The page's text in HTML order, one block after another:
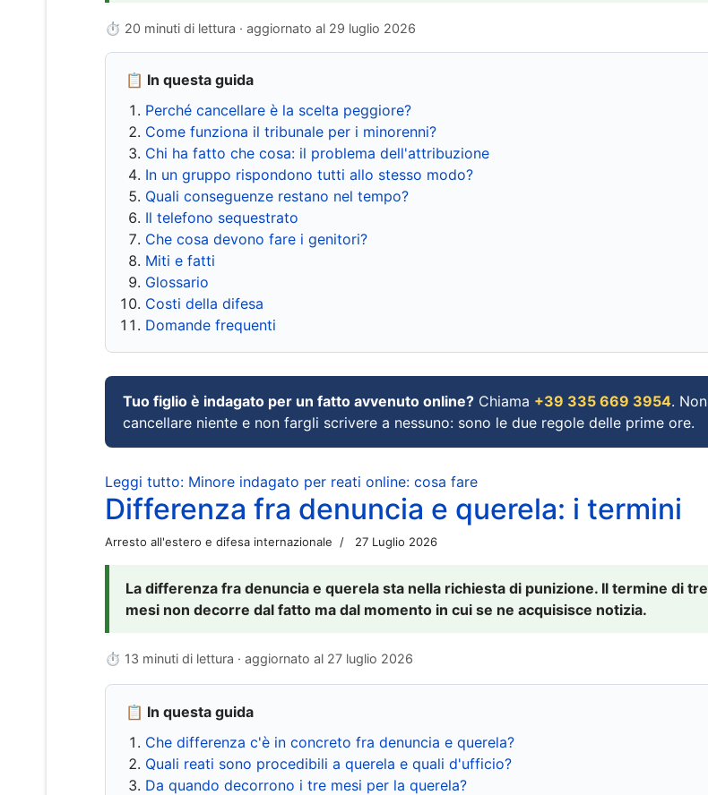
⏱ 20 minuti di lettura · aggiornato al 29 luglio 2026
📋 In questa guida
Perché cancellare è la scelta peggiore?
Come funziona il tribunale per i minorenni?
Chi ha fatto che cosa: il problema dell'attribuzione
In un gruppo rispondono tutti allo stesso modo?
Quali conseguenze restano nel tempo?
Il telefono sequestrato
Che cosa devono fare i genitori?
Miti e fatti
Glossario
Costi della difesa
Domande frequenti
Tuo figlio è indagato per un fatto avvenuto online? Chiama +39 335 669 3954. Non
cancellare niente e non fargli scrivere a nessuno: sono le due regole delle prime ore.
Leggi tutto: Minore indagato per reati online: cosa fare
Differenza fra denuncia e querela: i termini
Arresto all'estero e difesa internazionale 27 Luglio 2026
La differenza fra denuncia e querela sta nella richiesta di punizione. Il termine di tre
mesi non decorre dal fatto ma dal momento in cui se ne acquisisce notizia.
⏱ 13 minuti di lettura · aggiornato al 27 luglio 2026
📋 In questa guida
Che differenza c'è in concreto fra denuncia e querela?
Quali reati sono procedibili a querela e quali d'ufficio?
Da quando decorrono i tre mesi per la querela?